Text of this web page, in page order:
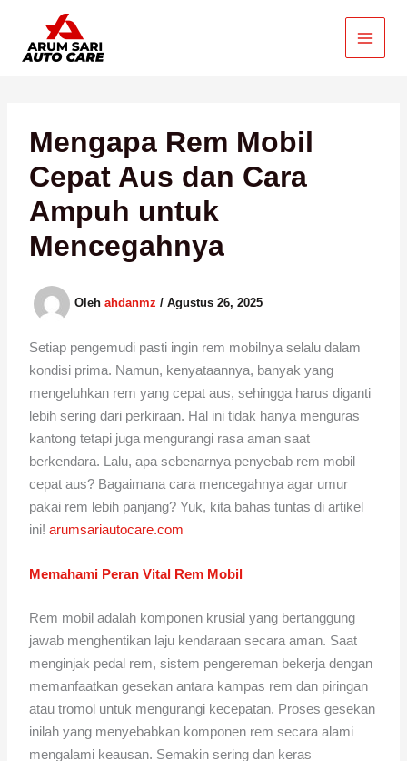
konten
Mengapa Rem Mobil
Cepat Aus dan Cara
Ampuh untuk
Mencegahnya
Olehahdanmz/Agustus 26, 2025
Setiap pengemudi pasti ingin rem mobilnya selalu dalam
kondisi prima. Namun, kenyataannya, banyak yang
mengeluhkan rem yang cepat aus, sehingga harus diganti
lebih sering dari perkiraan. Hal ini tidak hanya menguras
kantong tetapi juga mengurangi rasa aman saat
berkendara. Lalu, apa sebenarnya penyebab rem mobil
cepat aus? Bagaimana cara mencegahnya agar umur
pakai rem lebih panjang? Yuk, kita bahas tuntas di artikel
ini!arumsariautocare.com
Memahami Peran Vital Rem Mobil
Rem mobil adalah komponen krusial yang bertanggung
jawab menghentikan laju kendaraan secara aman. Saat
menginjak pedal rem, sistem pengereman bekerja dengan
memanfaatkan gesekan antara kampas rem dan piringan
atau tromol untuk mengurangi kecepatan. Proses gesekan
inilah yang menyebabkan komponen rem secara alami
mengalami keausan. Semakin sering dan keras